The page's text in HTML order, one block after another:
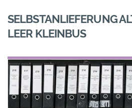
SELBSTANLIEFERUNG
LEER KLEINBUS